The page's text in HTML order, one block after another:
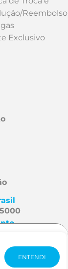
ENTENDI
Reembolso
Exclusivo